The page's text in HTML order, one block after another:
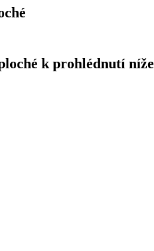
k prohlédnutí níže